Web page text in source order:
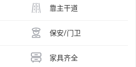
靠主干道
保安/门卫
家具齐全